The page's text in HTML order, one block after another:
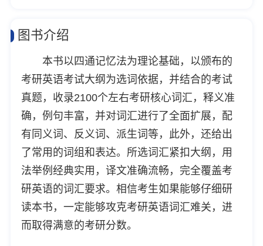
图书介绍
本书以四通记忆法为理论基础，以颁布的
考研英语考试大纲为选词依据，并结合的考试
真题，收录2100个左右考研核心词汇，释义准
确，例句丰富，并对词汇进行了全面扩展，配
有同义词、反义词、派生词等，此外，还给出
了常用的词组和表达。所选词汇紧扣大纲，用
法举例经典实用，译文准确流畅，完全覆盖考
研英语的词汇要求。相信考生如果能够仔细研
读本书，一定能够攻克考研英语词汇难关，进
而取得满意的考研分数。